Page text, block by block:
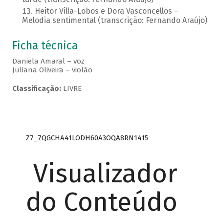
Heitor Villa-Lobos e Dora Vasconcellos –
Melodia sentimental (transcrição: Fernando Araújo)
Ficha técnica
Daniela Amaral – voz
Juliana Oliveira – violão
Classificação:LIVRE
Z7_7QGCHA41LODH60A3OQA8RN1415
Visualizador
do Conteúdo